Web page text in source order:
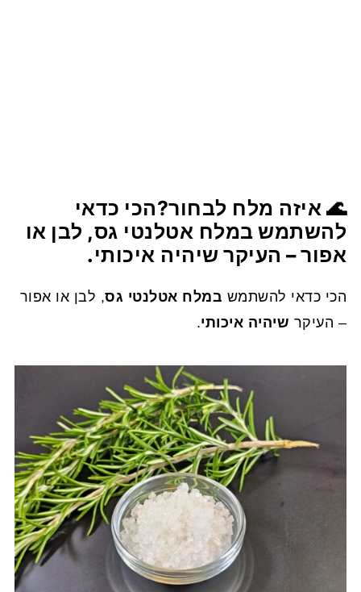
🌊 איזה מלח לבחור?הכי כדאי
להשתמש במלח אטלנטי גס, לבן או
אפור – העיקר שיהיה איכותי.
הכי כדאי להשתמש במלח אטלנטי גס, לבן או אפור
– העיקר שיהיה איכותי.